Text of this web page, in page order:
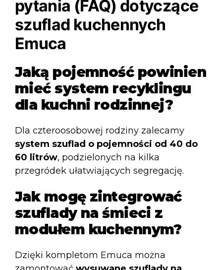
pytania (FAQ) dotyczące
szuflad kuchennych
Emuca
Jaką pojemność powinien
mieć system recyklingu
dla kuchni rodzinnej?
Dla czteroosobowej rodziny zalecamy
system szuflad o pojemności od 40 do
60 litrów, podzielonych na kilka
przegródek ułatwiających segregację.
Jak mogę zintegrować
szuflady na śmieci z
modułem kuchennym?
Dzięki kompletom Emuca można